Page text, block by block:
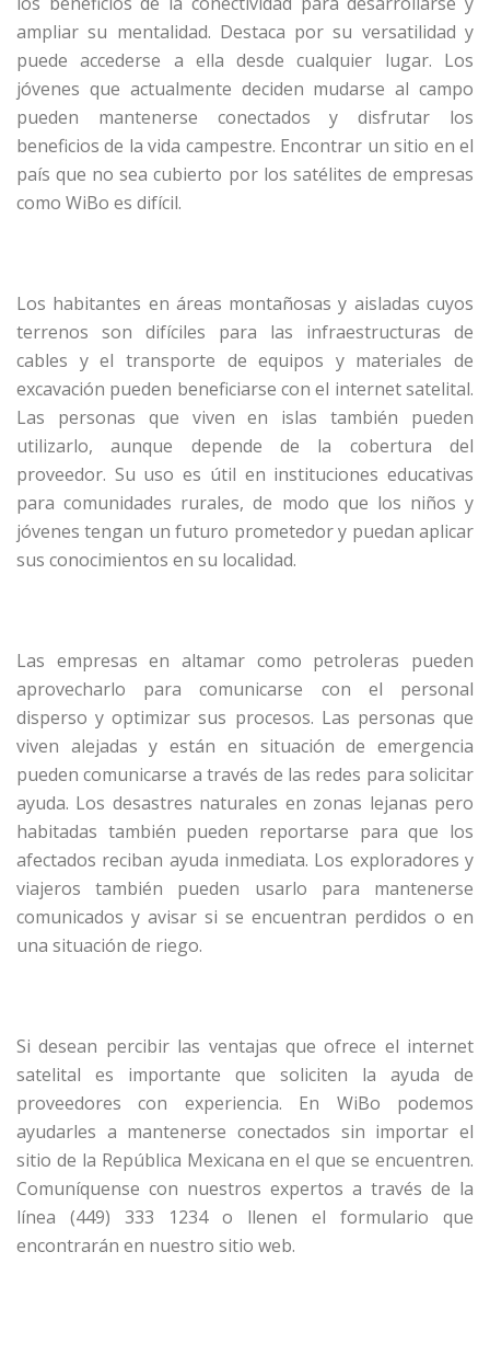
ampliar su mentalidad. Destaca por su versatilidad y
puede accederse a ella desde cualquier lugar. Los
jóvenes que actualmente deciden mudarse al campo
pueden mantenerse conectados y disfrutar los
beneficios de la vida campestre. Encontrar un sitio en el
país que no sea cubierto por los satélites de empresas
como WiBo es difícil.
Los habitantes en áreas montañosas y aisladas cuyos
terrenos son difíciles para las infraestructuras de
cables y el transporte de equipos y materiales de
excavación pueden beneficiarse con el internet satelital.
Las personas que viven en islas también pueden
utilizarlo, aunque depende de la cobertura del
proveedor. Su uso es útil en instituciones educativas
para comunidades rurales, de modo que los niños y
jóvenes tengan un futuro prometedor y puedan aplicar
sus conocimientos en su localidad.
Las empresas en altamar como petroleras pueden
aprovecharlo para comunicarse con el personal
disperso y optimizar sus procesos. Las personas que
viven alejadas y están en situación de emergencia
pueden comunicarse a través de las redes para solicitar
ayuda. Los desastres naturales en zonas lejanas pero
habitadas también pueden reportarse para que los
afectados reciban ayuda inmediata. Los exploradores y
viajeros también pueden usarlo para mantenerse
comunicados y avisar si se encuentran perdidos o en
una situación de riego.
Si desean percibir las ventajas que ofrece el internet
satelital es importante que soliciten la ayuda de
proveedores con experiencia. En WiBo podemos
ayudarles a mantenerse conectados sin importar el
sitio de la República Mexicana en el que se encuentren.
Comuníquense con nuestros expertos a través de la
línea (449) 333 1234 o llenen el formulario que
encontrarán en nuestro sitio web.